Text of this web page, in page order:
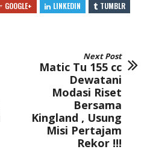
GOOGLE+ LINKEDIN
TUMBLR
Next Post
Matic Tu 155 cc
Dewatani
Modasi Riset
Bersama
Kingland , Usung
Misi Pertajam
Rekor !!!